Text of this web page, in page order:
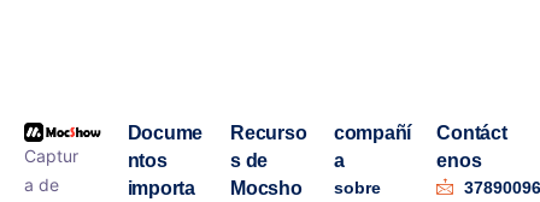
Captur
a de
Docume
ntos
importa
Recurso
s de
Mocsho
compañí
a
sobre
Contáct
enos